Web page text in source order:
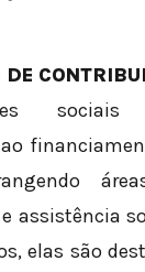
DE
assistência
elas são